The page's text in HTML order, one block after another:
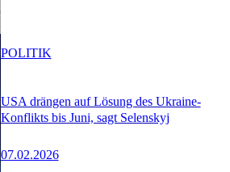
USA drängen auf Lösung des Ukraine-
Konflikts bis Juni, sagt Selenskyj
07.02.2026
POLITIK